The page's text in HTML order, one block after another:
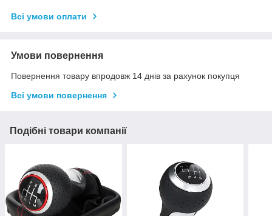
Всі умови оплати
Умови повернення
Повернення товару впродовж 14 днів за рахунок покупця
Всі умови повернення
Подібні товари компанії